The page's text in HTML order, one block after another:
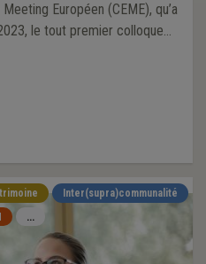
Européen (CEME), qu’a
le tout premier colloque
Inter(supra)communalité
...